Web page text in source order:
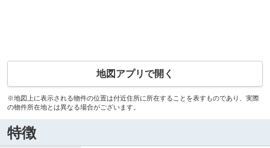
地図アプリで開く
※地図上に表示される物件の位置は付近住所に所在することを表すものであり、実際
の物件所在地とは異なる場合がございます。
特徴